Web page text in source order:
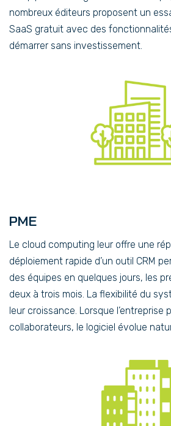
nombreux éditeurs proposent un
SaaS gratuit avec des
démarrer sans investissement.
PME
Le cloud computing leur offre une
déploiement rapide d’un outil CRM
des équipes en quelques jours, les
deux à trois mois. La flexibilité du
leur croissance. Lorsque l’entreprise
collaborateurs, le logiciel évolue